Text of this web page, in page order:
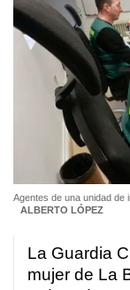
Agentes de una unidad de
ALBERTO LÓPEZ
La Guardia
mujer de La